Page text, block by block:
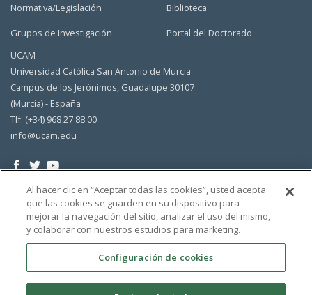
Normativa/Legislación
Grupos de Investigación
Biblioteca
Portal del Doctorado
UCAM
Universidad Católica San Antonio de Murcia
Campus de los Jerónimos, Guadalupe 30107
(Murcia) - España
Tlf: (+34) 968 27 88 00
info@ucam.edu
Al hacer clic en “Aceptar todas las cookies”, usted acepta
que las cookies se guarden en su dispositivo para
mejorar la navegación del sitio, analizar el uso del mismo,
y colaborar con nuestros estudios para marketing.
Configuración de cookies